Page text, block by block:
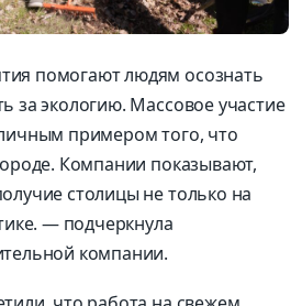
помогают людям осознать
за экологию. Массовое участие
примером того, что
Компании показывают,
столицы не только на
— подчеркнула
компании.